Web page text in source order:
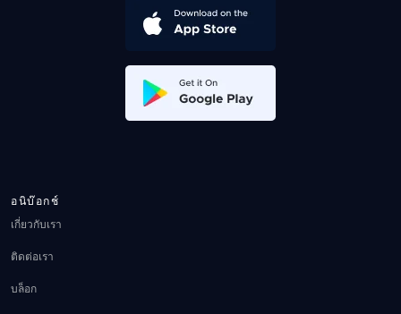
อนิบ๊อกช์
เกี่ยวกับเรา
ติดต่อเรา
บล็อก